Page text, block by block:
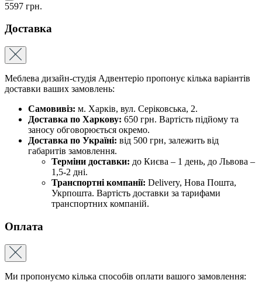
5597 грн.
Доставка
Меблева дизайн-студія Адвентеріо пропонує кілька варіантів
доставки ваших замовлень:
Самовивіз: м. Харків, вул. Серіковська, 2.
Доставка по Харкову: 650 грн. Вартість підйому та
заносу обговорюється окремо.
Доставка по Україні: від 500 грн, залежить від
габаритів замовлення.
Терміни доставки: до Києва – 1 день, до Львова –
1,5-2 дні.
Транспортні компанії: Delivery, Нова Пошта,
Укрпошта. Вартість доставки за тарифами
транспортних компаній.
Оплата
Ми пропонуємо кілька способів оплати вашого замовлення: